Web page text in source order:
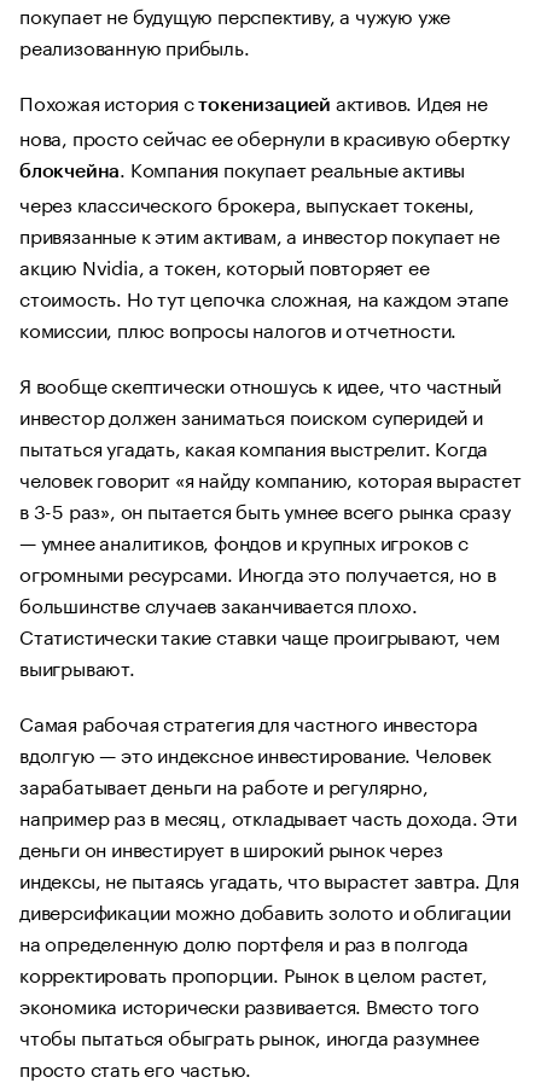
покупает не будущую перспективу, а чужую уже
реализованную прибыль.
Похожая история стокенизацией активов. Идея не
нова, просто сейчас ее обернули в красивую обертку
блокчейна. Компания покупает реальные активы
через классического брокера, выпускает токены,
привязанные к этим активам, а инвестор покупает не
акцию Nvidia, а токен, который повторяет ее
стоимость. Но тут цепочка сложная, на каждом этапе
комиссии, плюс вопросы налогов и отчетности.
Я вообще скептически отношусь к идее, что частный
инвестор должен заниматься поиском суперидей и
пытаться угадать, какая компания выстрелит. Когда
человек говорит «я найду компанию, которая вырастет
в 3-5 раз», он пытается быть умнее всего рынка сразу
— умнее аналитиков, фондов и крупных игроков с
огромными ресурсами. Иногда это получается, но в
большинстве случаев заканчивается плохо.
Статистически такие ставки чаще проигрывают, чем
выигрывают.
Самая рабочая стратегия для частного инвестора
вдолгую — это индексное инвестирование. Человек
зарабатывает деньги на работе и регулярно,
например раз в месяц, откладывает часть дохода. Эти
деньги он инвестирует в широкий рынок через
индексы, не пытаясь угадать, что вырастет завтра. Для
диверсификации можно добавить золото и облигации
на определенную долю портфеля и раз в полгода
корректировать пропорции. Рынок в целом растет,
экономика исторически развивается. Вместо того
чтобы пытаться обыграть рынок, иногда разумнее
просто стать его частью.